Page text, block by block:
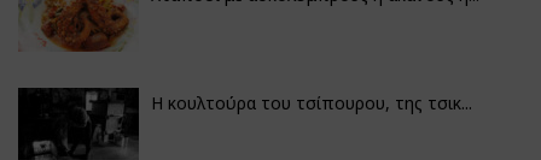
Η κουλτούρα του τσίπουρου, της τσικ...